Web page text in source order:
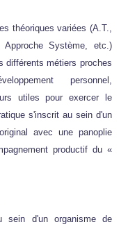
théoriques variées (A.T.,
Approche Système, etc.)
différents métiers proches
personnel,
utiles pour exercer le
s'inscrit au sein d'un
avec une panoplie
productif du «
d'un organisme de